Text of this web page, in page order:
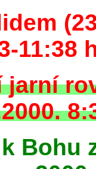
11:38
jarní
Bohu